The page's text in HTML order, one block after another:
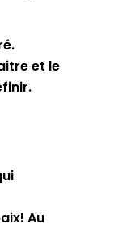
et le
Au